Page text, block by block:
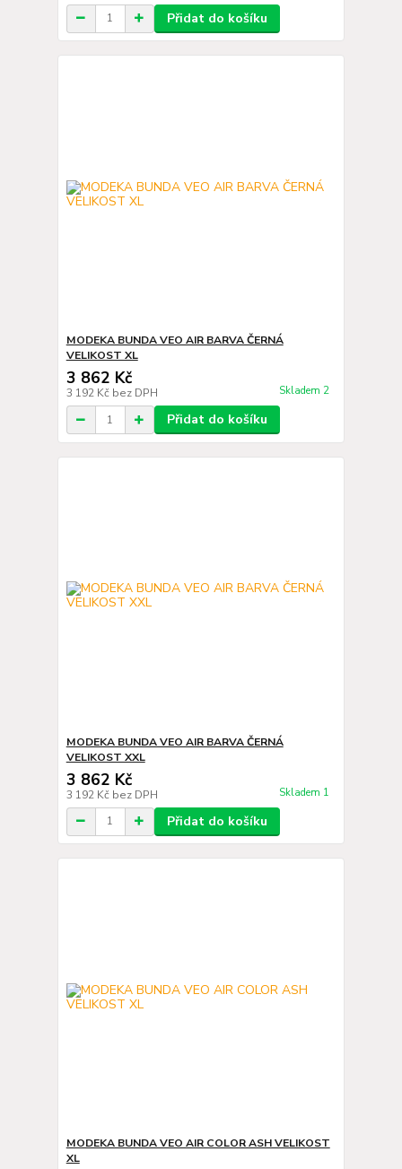
Přidat do košíku
MODEKA BUNDA VEO AIR BARVA ČERNÁ
VELIKOST XL
3 862 Kč
3 192 Kč bez DPH Skladem 2
Přidat do košíku
MODEKA BUNDA VEO AIR BARVA ČERNÁ
VELIKOST XXL
3 862 Kč
3 192 Kč bez DPH Skladem 1
Přidat do košíku
MODEKA BUNDA VEO AIR COLOR ASH VELIKOST
XL